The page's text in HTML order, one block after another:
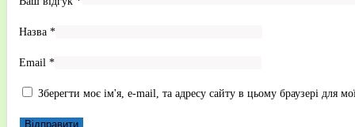
Назва *
Email *
Зберегти моє ім'я, e-mail, та адресу сайту в цьому браузері для